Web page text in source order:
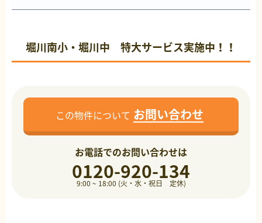
堀川南小・堀川中 特大サービス実施中！！
この物件について お問い合わせ
お電話でのお問い合わせは
0120-920-134
9:00 ~ 18:00 (火・水・祝日 定休)